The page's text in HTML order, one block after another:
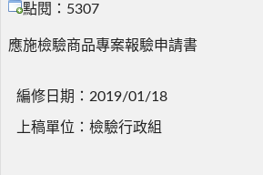
點閱：5307
應施檢驗商品專案報驗申請書
編修日期：2019/01/18
上稿單位：檢驗行政組